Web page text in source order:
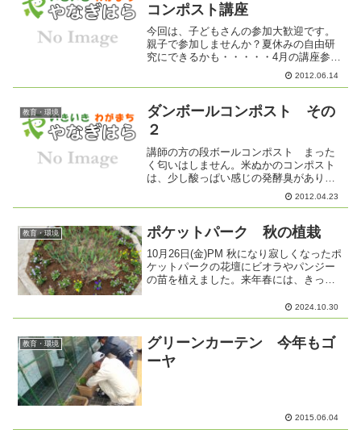
コンポスト講座
今回は、子どもさんの参加大歓迎です。
親子で参加しませんか？夏休みの自由研
究にできるかも・・・・・4月の講座参加
者の方、自分の段ボールコンポストを持
って参加しませんか？ 講師の方に、あ
今年の環境美化連合会の...
2012.06.14
教育・環境
ダンボールコンポスト その
２
講師の方の段ボールコンポスト まった
く匂いはしません。米ぬかのコンポスト
は、少し酸っぱい感じの発酵臭がありま
2012.04.23
教育・環境 ポケットパーク 秋の植栽
10月26日(金)PM 秋になり寂しくなったポ
ケットパークの花壇にビオラやパンジー
の苗を植えました。来年春には、きっと
2024.10.30
教育・環境
グリーンカーテン 今年もゴ
ーヤ
2015.06.04